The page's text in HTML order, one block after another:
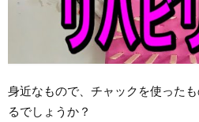
身近なもので、チャックを使った
るでしょうか？